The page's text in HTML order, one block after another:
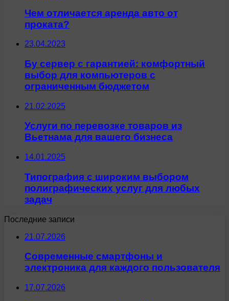
Чем отличается аренда авто от
проката?
23.04.2023
Бу сервер с гарантией: комфортный
выбор для компьютеров с
ограниченным бюджетом
21.02.2025
Услуги по перевозке товаров из
Вьетнама для вашего бизнеса
14.01.2025
Типография с широким выбором
полиграфических услуг для любых
задач
Последние записи
21.07.2026
Современные смартфоны и
электроника для каждого пользователя
17.07.2026